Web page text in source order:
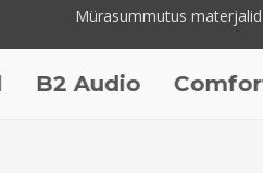
Mürasummutus materjalid
Comfort Mat